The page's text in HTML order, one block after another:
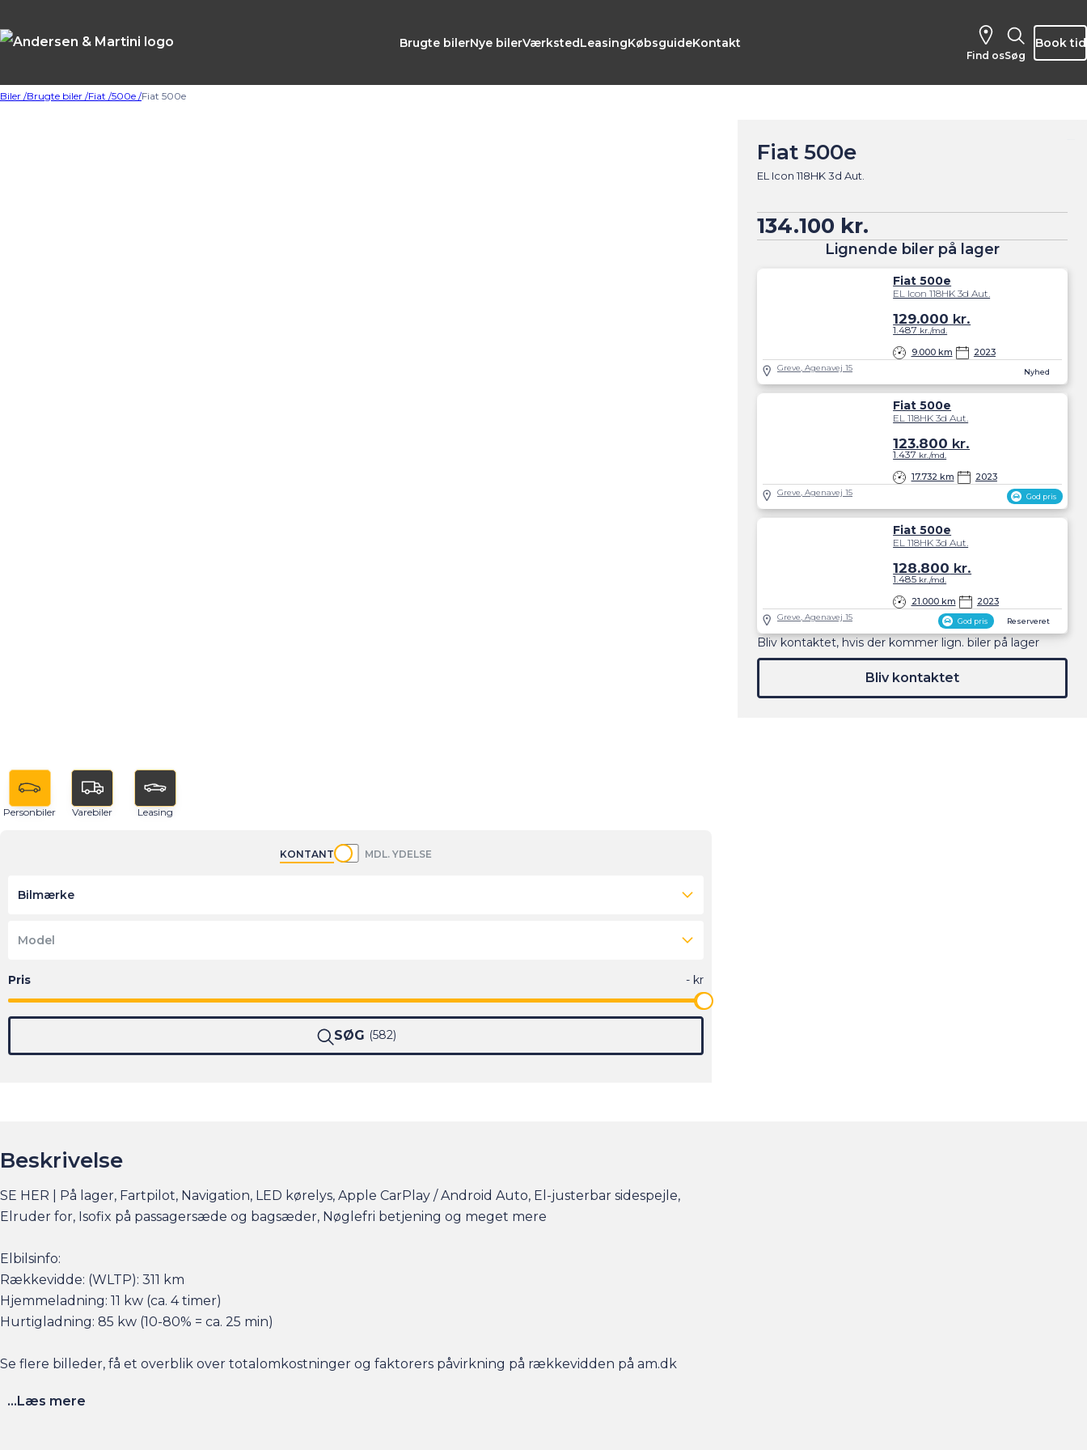
Brugte bilerNye bilerVærkstedLeasingKøbsguideKontakt
Find os Søg
Book tid
Biler /Brugte biler /Fiat /500e /Fiat 500e
Fiat 500e
EL Icon 118HK 3d Aut.
134.100 kr.
Lignende biler på lager
Nyhed
Fiat 500e
EL Icon 118HK 3d Aut.
9.000 km 2023
129.000 kr.
1.487 kr./md.
Greve, Agenavej 15
God pris
Fiat 500e
EL 118HK 3d Aut.
17.732 km 2023
123.800 kr.
1.437 kr./md.
Greve, Agenavej 15
God pris Reserveret
Fiat 500e
EL 118HK 3d Aut.
21.000 km 2023
128.800 kr.
1.485 kr./md.
Greve, Agenavej 15
Bliv kontaktet, hvis der kommer lign. biler på lager
Bliv kontaktet
Personbiler Varebiler Leasing
KONTANT MDL. YDELSE
Bilmærke
Model
SØG 582
Beskrivelse
SE HER | På lager, Fartpilot, Navigation, LED kørelys, Apple CarPlay / Android Auto, El-justerbar sidespejle,
Elruder for, Isofix på passagersæde og bagsæder, Nøglefri betjening og meget mere
Elbilsinfo:
Rækkevidde: (WLTP): 311 km
Hjemmeladning: 11 kw (ca. 4 timer)
Hurtigladning: 85 kw (10-80% = ca. 25 min)
Se flere billeder, få et overblik over totalomkostninger og faktorers påvirkning på rækkevidden på am.dk
Husk at booke en forudgående aftale her eller via am.dk - så er bilen gjort klar, når du kommer, og der er
...Læs mere